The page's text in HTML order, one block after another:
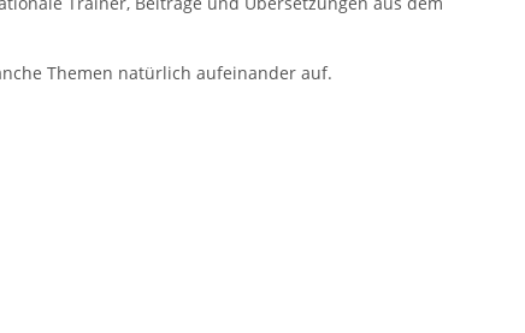
Themen natürlich auf­einander auf.